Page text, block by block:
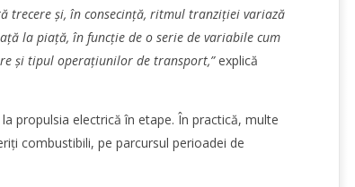
trecere și, în consecință, ritmul tranziției variază
la piață, în funcție de o serie de variabile cum
și tipul operațiunilor de transport,”explică
propulsia electrică în etape. În practică, multe
combustibili, pe parcursul perioadei de